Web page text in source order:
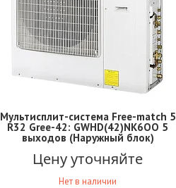
Мультисплит-система Free-match 5
R32 Gree-42: GWHD(42)NK6OO 5
выходов (Наружный блок)
Цену уточняйте
Нет в наличии